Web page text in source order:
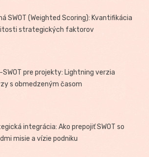
SWOT (Weighted Scoring): Kvantifikácia
strategických faktorov
SWOT pre projekty: Lightning verzia
s obmedzeným časom
integrácia: Ako prepojiť SWOT so
misie a vízie podniku